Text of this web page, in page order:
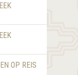
OP REIS